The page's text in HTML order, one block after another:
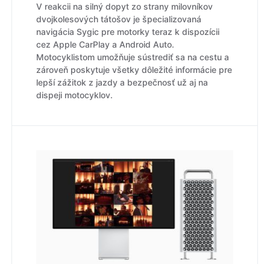
V reakcii na silný dopyt zo strany milovníkov
dvojkolesových tátošov je špecializovaná
navigácia Sygic pre motorky teraz k dispozícii
cez Apple CarPlay a Android Auto.
Motocyklistom umožňuje sústrediť sa na cestu a
zároveň poskytuje všetky dôležité informácie pre
lepší zážitok z jazdy a bezpečnosť už aj na
dispeji motocyklov.